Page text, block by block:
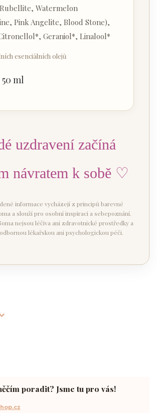
Watermelon
Pink Angelite, Blood Stone),
Geraniol*, Linalool*
esenciálních olejů
50 ml
uzdravení začíná
návratem k sobě ♡
informace vycházejí z principů barevné
a slouží pro osobní inspiraci a sebepoznání.
nejsou léčiva ani zdravotnické prostředky a
lékařskou ani psychologickou péči.
poradit? Jsme tu pro vás!